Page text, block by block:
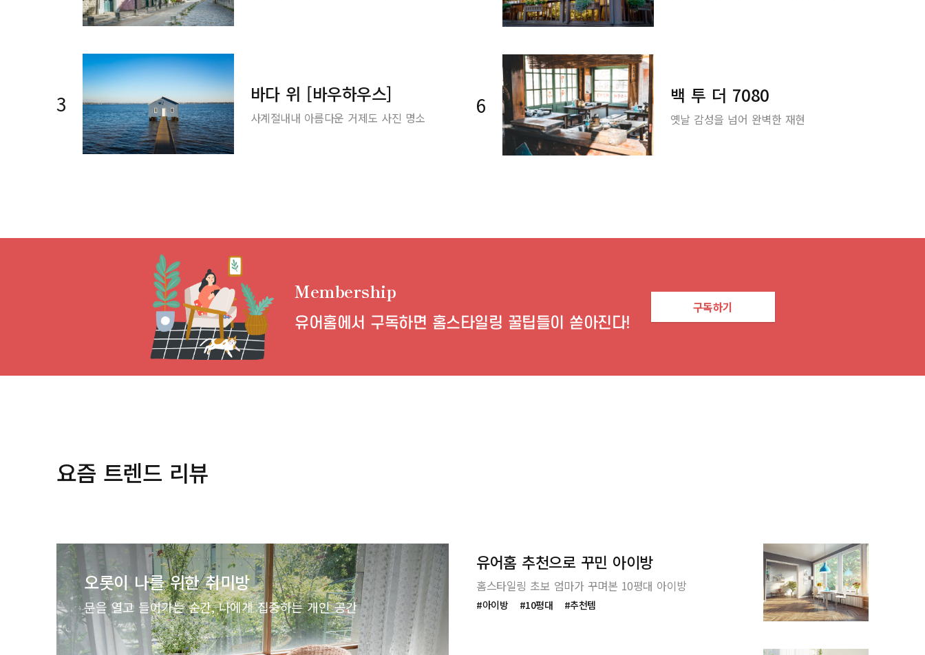
3 바다 위 [바우하우스]
사계절내내 아름다운 거제도 사진 명소
6 백 투 더 7080
옛날 감성을 넘어 완벽한 재현
Membership
유어홈에서 구독하면 홈스타일링 꿀팁들이 쏟아진다!
구독하기
요즘 트렌드 리뷰
오롯이 나를 위한 취미방
문을 열고 들어가는 순간, 나에게 집중하는 개인 공간
유어홈 추천으로 꾸민 아이방
홈스타일링 초보 엄마가 꾸며본 10평대 아이방
#아이방 #10평대 #추천템